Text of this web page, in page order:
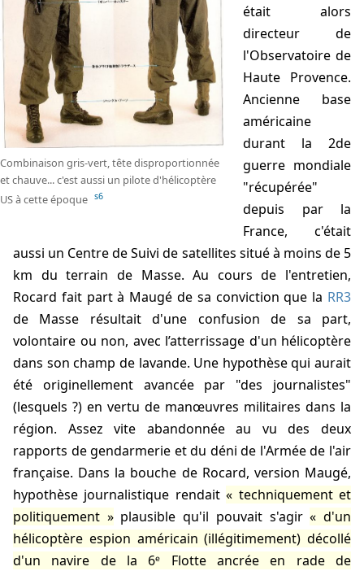
Combinaison gris-vert, tête disproportionnée
et chauve... c'est aussi un pilote d'hélicoptère
US à cette époque s6
était alors
directeur de
l'Observatoire de
Haute Provence.
Ancienne base
américaine
durant la 2de
guerre mondiale
"récupérée"
depuis par la
France, c'était
aussi un Centre de Suivi de satellites situé à moins de 5
km du terrain de Masse. Au cours de l'entretien,
Rocard fait part à Maugé de sa conviction que la RR3
de Masse résultait d'une confusion de sa part,
volontaire ou non, avec l’atterrissage d'un hélicoptère
dans son champ de lavande. Une hypothèse qui aurait
été originellement avancée par "des journalistes"
(lesquels ?) en vertu de manœuvres militaires dans la
région. Assez vite abandonnée au vu des deux
rapports de gendarmerie et du déni de l'Armée de l'air
française. Dans la bouche de Rocard, version Maugé,
hypothèse journalistique rendait
techniquement et
politiquement
plausible qu'il pouvait s'agir
d'un
hélicoptère espion américain (illégitimement) décollé
d'un navire de la 6ᵉ Flotte ancrée en rade de